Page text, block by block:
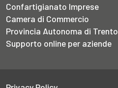
Confartigianato Imprese
Camera di Commercio
Provincia Autonoma di Trento
Supporto online per aziende